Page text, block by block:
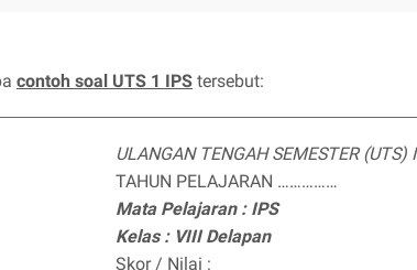
contoh soal UTS 1 IPS tersebut:
ULANGAN TENGAH SEMESTER (UTS) I
TAHUN PELAJARAN ……………
Mata Pelajaran : IPS
Kelas : VIII Delapan
Skor / Nilai :